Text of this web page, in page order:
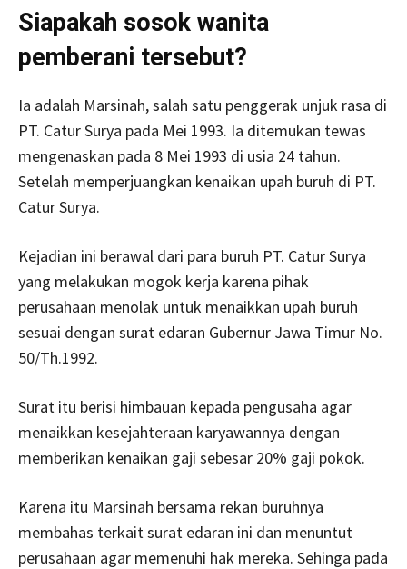
Siapakah sosok wanita
pemberani tersebut?
Ia adalah Marsinah, salah satu penggerak unjuk rasa di
PT. Catur Surya pada Mei 1993. Ia ditemukan tewas
mengenaskan pada 8 Mei 1993 di usia 24 tahun.
Setelah memperjuangkan kenaikan upah buruh di PT.
Catur Surya.
Kejadian ini berawal dari para buruh PT. Catur Surya
yang melakukan mogok kerja karena pihak
perusahaan menolak untuk menaikkan upah buruh
sesuai dengan surat edaran Gubernur Jawa Timur No.
50/Th.1992.
Surat itu berisi himbauan kepada pengusaha agar
menaikkan kesejahteraan karyawannya dengan
memberikan kenaikan gaji sebesar 20% gaji pokok.
Karena itu Marsinah bersama rekan buruhnya
membahas terkait surat edaran ini dan menuntut
perusahaan agar memenuhi hak mereka. Sehinga pada